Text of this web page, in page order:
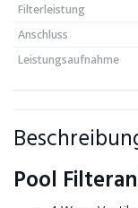
Filterleistung
Anschluss
Leistungsaufnahme
Pool